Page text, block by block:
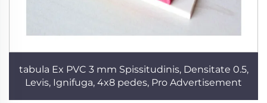
tabula Ex PVC 3 mm Spissitudinis, Densitate 0.5,
Levis, Ignifuga, 4x8 pedes, Pro Advertisement